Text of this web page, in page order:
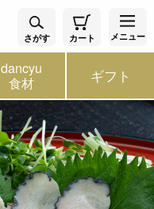
さがす カート メニュー
dancyu
食材 ギフト